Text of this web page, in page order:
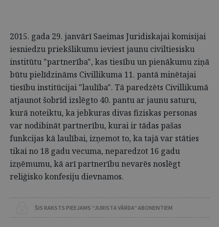
2015. gada 29. janvārī Saeimas Juridiskajai komisijai
iesniedzu priekšlikumu ieviest jaunu civiltiesisku
institūtu "partnerība", kas tiesību un pienākumu ziņā
būtu pielīdzināms Civillikuma 11. pantā minētajai
tiesību institūcijai "laulība". Tā paredzēts Civillikumā
atjaunot šobrīd izslēgto 40. pantu ar jaunu saturu,
kurā noteiktu, ka jebkuras divas fiziskas personas
var nodibināt partnerību, kurai ir tādas pašas
funkcijas kā laulībai, izņemot to, ka tajā var stāties
tikai no 18 gadu vecuma, neparedzot 16 gadu
izņēmumu, kā arī partnerību nevarēs noslēgt
reliģisko konfesiju dievnamos.
ŠIS RAKSTS PIEEJAMS “JURISTA VĀRDA” ABONENTIEM